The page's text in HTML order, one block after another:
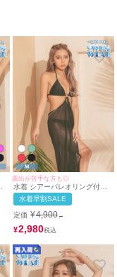
露出が苦手な方も◎
水着 シアーパレオリング付き
ホルターネックビキニ
水着早割SALE
定価 ¥4,900→
¥2,980